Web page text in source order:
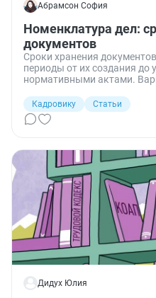
Абрамсон София
Номенклатура дел:
документов
Сроки хранения
периоды от их создания до
нормативными актами.
Кадровику
Статьи
Дидух Юлия